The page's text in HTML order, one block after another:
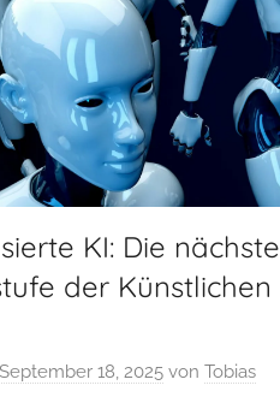
KI: Die nächste
der Künstlichen
September 18, 2025 von Tobias